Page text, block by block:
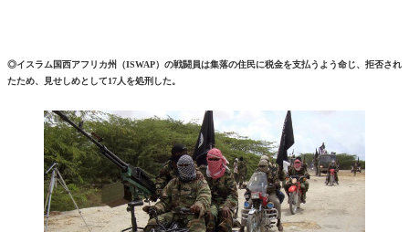
◎イスラム国西アフリカ州（ISWAP）の戦闘員は集落の住民に税金を支払うよう命じ、拒否され
たため、見せしめとして17人を処刑した。